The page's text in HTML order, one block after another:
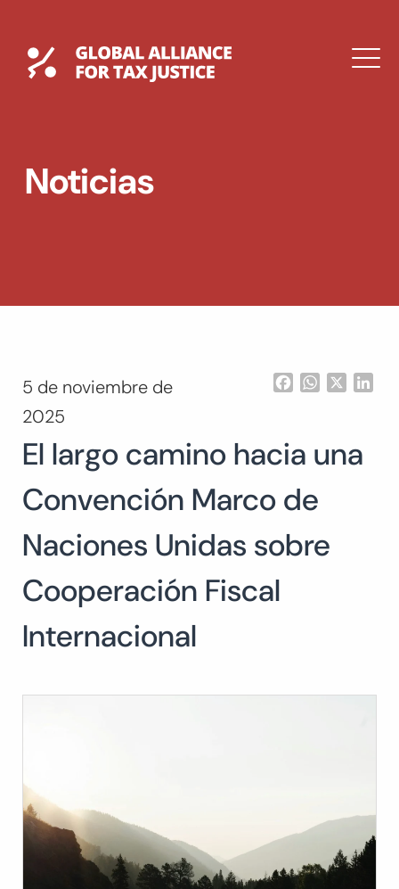
contenidoGlobal Tax Justice
DROPDOWN
Buscar:
BUSCAR
Noticias
5 de noviembre de
2025
FacebookWhatsApp
El largo camino hacia una
Convención Marco de
Naciones Unidas sobre
Cooperación Fiscal
Internacional